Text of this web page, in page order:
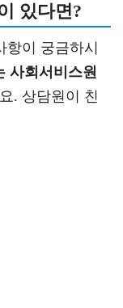
있다면?
항이 궁금하시
사회서비스원
. 상담원이 친